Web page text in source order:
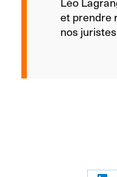
et prendre
nos juristes